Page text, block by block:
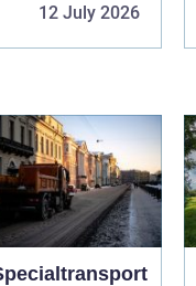
12 July 2026